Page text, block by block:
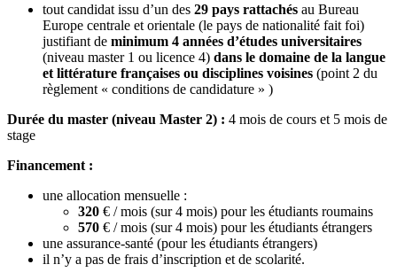
tout candidat issu d’un des 29 pays rattachés au Bureau
Europe centrale et orientale (le pays de nationalité fait foi)
justifiant de minimum 4 années d’études universitaires
(niveau master 1 ou licence 4) dans le domaine de la langue
et littérature françaises ou disciplines voisines (point 2 du
règlement « conditions de candidature » )
Durée du master (niveau Master 2) : 4 mois de cours et 5 mois de
stage
Financement :
une allocation mensuelle :
320 € / mois (sur 4 mois) pour les étudiants roumains
570 € / mois (sur 4 mois) pour les étudiants étrangers
une assurance-santé (pour les étudiants étrangers)
il n’y a pas de frais d’inscription et de scolarité.